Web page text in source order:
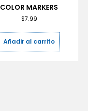
COLOR MARKERS
$7.99
Añadir al carrito